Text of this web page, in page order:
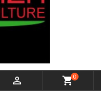
 shopping_cart0